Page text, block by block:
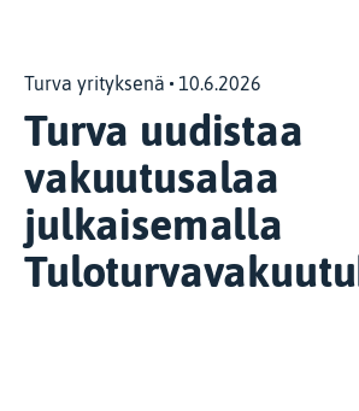
Turva yrityksenä 10.6.2026
Turva uudistaa
vakuutusalaa
julkaisemalla